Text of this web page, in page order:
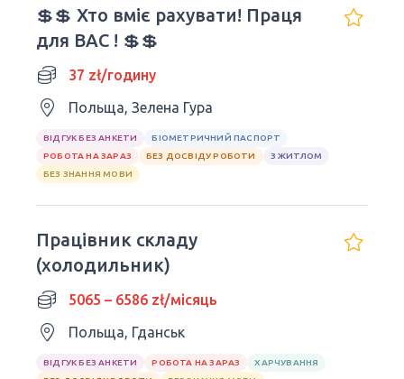
💲💲 Хто вміє рахувати! Праця
для ВАС ! 💲💲
37 zł/годину
Польща, Зелена Гура
ВІДГУК БЕЗ АНКЕТИ
БІОМЕТРИЧНИЙ ПАСПОРТ
РОБОТА НА ЗАРАЗ
БЕЗ ДОСВІДУ РОБОТИ
З ЖИТЛОМ
БЕЗ ЗНАННЯ МОВИ
Працівник складу
(холодильник)
5065 – 6586 zł/місяць
Польща, Гданськ
ВІДГУК БЕЗ АНКЕТИ РОБОТА НА ЗАРАЗ
ХАРЧУВАННЯ